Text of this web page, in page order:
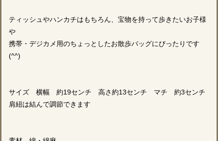
ティッシュやハンカチはもちろん、宝物を持って歩きたいお子様
や
携帯・デジカメ用のちょっとしたお散歩バッグにぴったりです
(^^)
サイズ 横幅 約19センチ 高さ約13センチ マチ 約3センチ
肩紐は結んで調節できます